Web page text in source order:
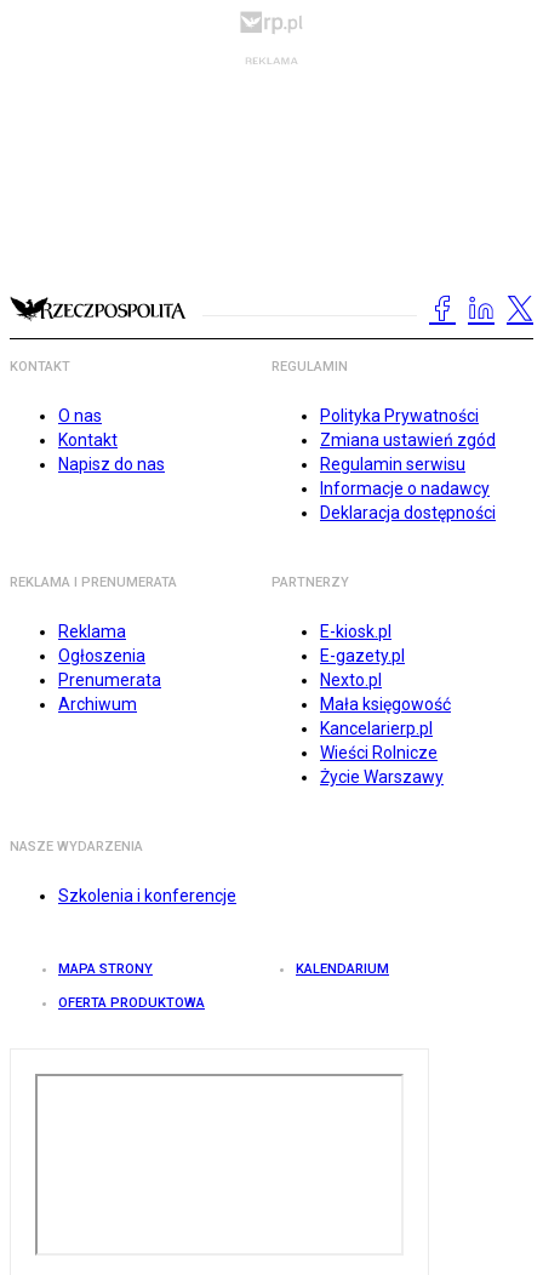
KONTAKT
O nas
Kontakt
Napisz do nas
REGULAMIN
Polityka Prywatności
Zmiana ustawień zgód
Regulamin serwisu
Informacje o nadawcy
Deklaracja dostępności
REKLAMA I PRENUMERATA
Reklama
Ogłoszenia
Prenumerata
Archiwum
PARTNERZY
E-kiosk.pl
E-gazety.pl
Nexto.pl
Mała księgowość
Kancelarierp.pl
Wieści Rolnicze
Życie Warszawy
NASZE WYDARZENIA
Szkolenia i konferencje
MAPA STRONY KALENDARIUM
OFERTA PRODUKTOWA